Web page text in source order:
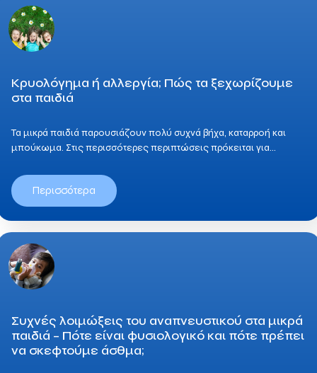
Κρυολόγημα ή αλλεργία; Πώς τα ξεχωρίζουμε
στα παιδιά
Τα μικρά παιδιά παρουσιάζουν πολύ συχνά βήχα, καταρροή και
μπούκωμα. Στις περισσότερες περιπτώσεις πρόκειται για…
Περισσότερα
Συχνές λοιμώξεις του αναπνευστικού στα μικρά
παιδιά – Πότε είναι φυσιολογικό και πότε πρέπει
να σκεφτούμε άσθμα;